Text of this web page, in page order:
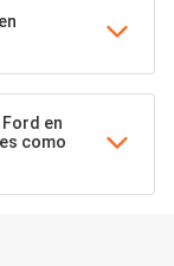
en
como